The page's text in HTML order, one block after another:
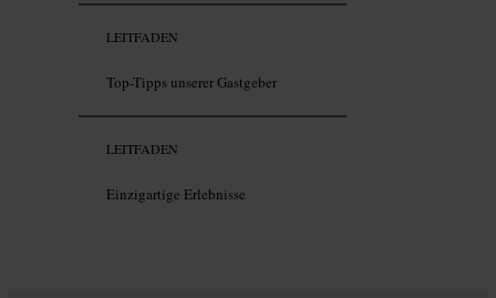
LEITFADEN
Top-Tipps unserer Gastgeber
LEITFADEN
Einzigartige Erlebnisse